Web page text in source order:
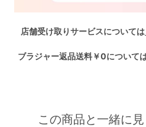
店舗受け取りサービスについては
ブラジャー返品送料￥0について
この商品と一緒に